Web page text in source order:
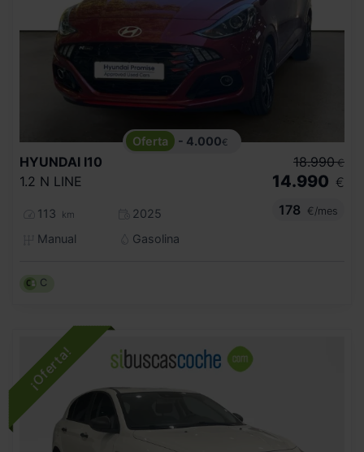
- 4.000€
HYUNDAI I10
1.2 N LINE
113 km
2025
Manual
Gasolina
18.990 €
14.990 €
178
€/mes
C